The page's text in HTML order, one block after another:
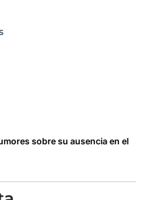
sobre su ausencia en el